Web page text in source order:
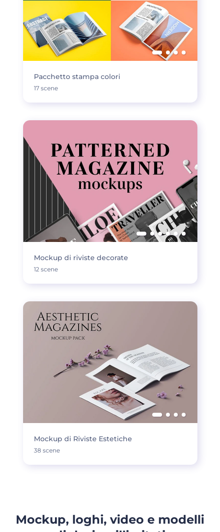
Pacchetto stampa colori
17 scene
Mockup di riviste decorate
12 scene
Mockup di Riviste Estetiche
38 scene
Mockup, loghi, video e modelli